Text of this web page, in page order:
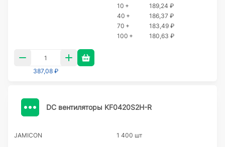
10 +
189,24 ₽
40 +
186,37 ₽
70 +
183,49 ₽
100 +
180,63 ₽
387,08 ₽
DC вентиляторы KF0420S2H-R
JAMICON 1 400 шт